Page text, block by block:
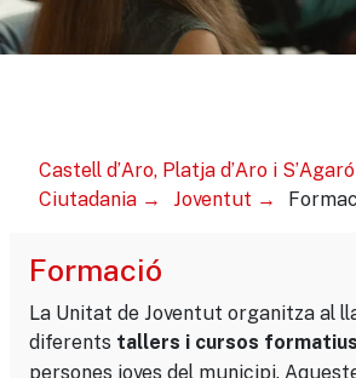
Castell d’Aro, Platja d’Aro i S’Agaró
Ciutadania
Joventut
Formació
La Unitat de Joventut organitza al
diferents tallers i cursos formatius
persones joves del municipi.